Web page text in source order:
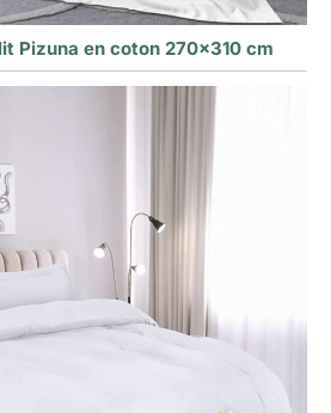
Pizuna en coton 270×310 cm